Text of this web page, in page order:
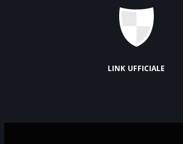
link ufficiale